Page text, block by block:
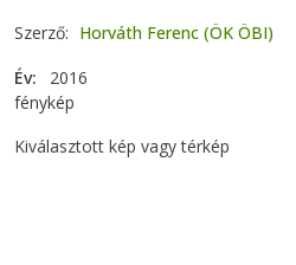
Szerző
Horváth Ferenc (ÖK ÖBI)
Év
2016
fénykép
Kiválasztott kép vagy térkép